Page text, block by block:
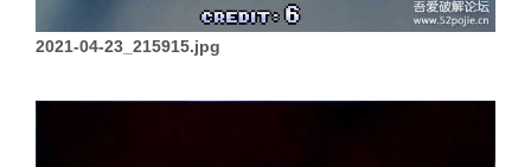
2021-04-23_215915.jpg